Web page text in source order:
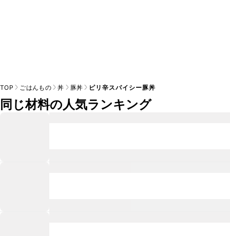
TOP ごはんもの 丼 豚丼 ピリ辛スパイシー豚丼
同じ材料の人気ランキング